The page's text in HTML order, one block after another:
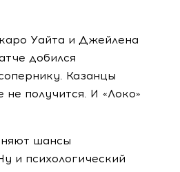
Уайта и Джейлена
добился
Казанцы
получится. И «Локо»
шансы
и психологический